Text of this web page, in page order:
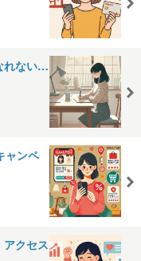
れない…
ャンペ
アクセス